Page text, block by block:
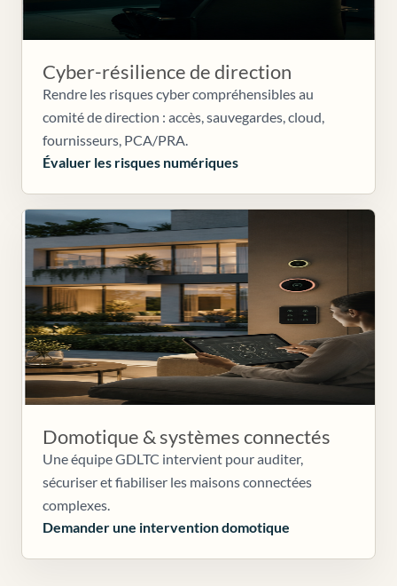
Cyber-résilience de direction
Rendre les risques cyber compréhensibles au
comité de direction : accès, sauvegardes, cloud,
fournisseurs, PCA/PRA.
Évaluer les risques numériques
Domotique & systèmes connectés
Une équipe GDLTC intervient pour auditer,
sécuriser et fiabiliser les maisons connectées
complexes.
Demander une intervention domotique